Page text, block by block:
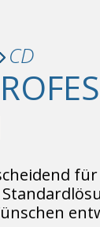
CD